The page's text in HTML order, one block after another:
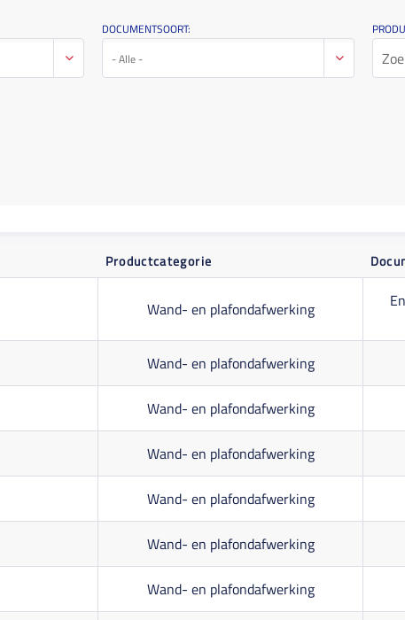
DOCUMENTSOORT:
- Alle -
Productcategorie
Wand- en plafondafwerking
Wand- en plafondafwerking
Wand- en plafondafwerking
Wand- en plafondafwerking
Wand- en plafondafwerking
Wand- en plafondafwerking
Wand- en plafondafwerking